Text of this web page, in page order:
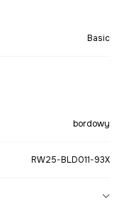
Basic
bordowy
RW25-BLD011-93X